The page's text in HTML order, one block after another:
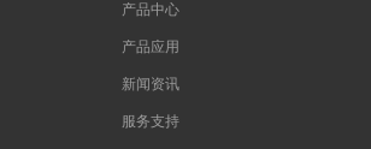
产品中心
产品应用
新闻资讯
服务支持